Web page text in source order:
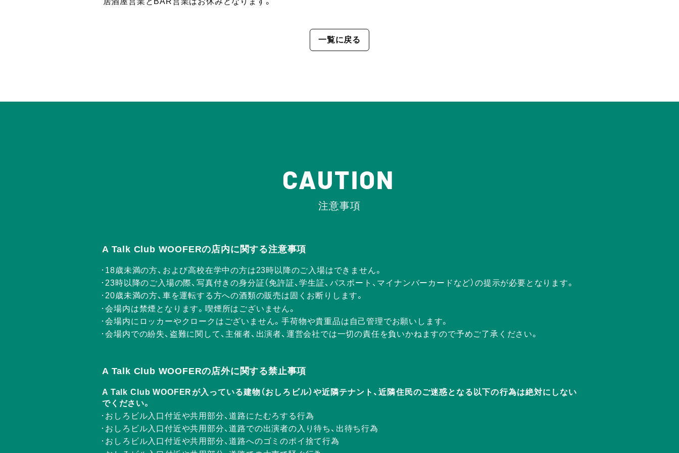
一覧に戻る
CAUTION
注意事項
A Talk Club WOOFERの店内に関する注意事項
18歳未満の方、および高校在学中の方は23時以降のご入場はできません。
23時以降のご入場の際、写真付きの身分証（免許証、学生証、パスポート、マイナンバーカードなど）の提示が必要となります。
20歳未満の方、車を運転する方への酒類の販売は固くお断りします。
会場内は禁煙となります。喫煙所はございません。
会場内にロッカーやクロークはございません。手荷物や貴重品は自己管理でお願いします。
会場内での紛失、盗難に関して、主催者、出演者、運営会社では一切の責任を負いかねますので予めご了承ください。
A Talk Club WOOFERの店外に関する禁止事項
A Talk Club WOOFERが入っている建物（おしろビル）や近隣テナント、近隣住民のご迷惑となる以下の行為は絶対にしない
でください。
おしろビル入口付近や共用部分、道路にたむろする行為
おしろビル入口付近や共用部分、道路での出演者の入り待ち、出待ち行為
おしろビル入口付近や共用部分、道路へのゴミのポイ捨て行為